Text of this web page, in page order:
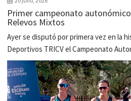
Primer campeonato
Relevos Mixtos
Ayer se disputó por primera vez en la
Deportivos TRICV el Campeonato